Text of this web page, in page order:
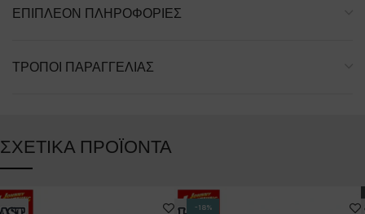
ΕΠΙΠΛΈΟΝ ΠΛΗΡΟΦΟΡΊΕΣ
ΤΡΌΠΟΙ ΠΑΡΑΓΓΕΛΊΑΣ
ΣΧΕΤΙΚΆ ΠΡΟΪΌΝΤΑ
-18%